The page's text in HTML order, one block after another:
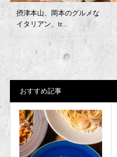
摂津本山、岡本のグルメな
イタリアン、tr...
おすすめ記事